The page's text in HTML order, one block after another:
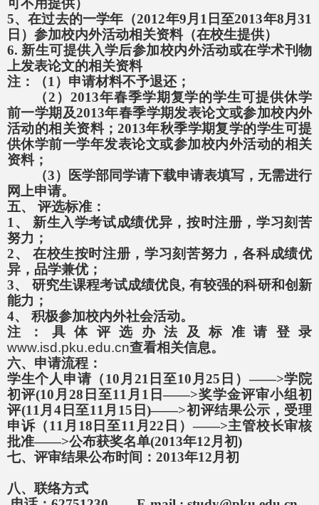
可不用提供）
5、在过去的一学年（2012年9月 1 日至2013年8月31
日）参加校内外活动相关资料（在校生提供）
6.新生可提供入学后参加校内外活动或在学术刊物
上发表论文的相关资料
注：
（1）申请材料不予退还；
（2 ） 2013年春季学期复学的学生可提供休学
前一学期及2013年春季学期发表论文或参加校内外
活动的相关资料； 2013年秋季学期复学的学生可提
供休学前一学年发表论文或参加校内外活动的相关
资料；
（3）医学部同学请下载申请表填写，无需进行
网上申请。
五、
评选标准：
1、
新生入学考试成绩优异，按时注册，学习刻苦
努力；
2、
在校生按时注册，学习刻苦努力，各科成绩优
异，品学兼优；
3、 研究生课程考试成绩优良, 有较强的科研和创新
能力；
4、
积极参加校内外社会活动。
注：具体评选办法及标准请登录
www.isd.pku.edu.cn查看相关信息。
六、申请流程：
学生个人申请（10月 21 日至10月25 日）——>学院
初评(10月28 日 至11月1 日——>奖学金评审小组初
评(11月4日至11月15 日)——>初评结果公示，受理
申诉（11月 18 日至11月22 日）——>主管校长审核
批准——>公布获奖名单(2013年12月初)
七、评审结果公布时间 ： 2013年12月初
八、联络方式